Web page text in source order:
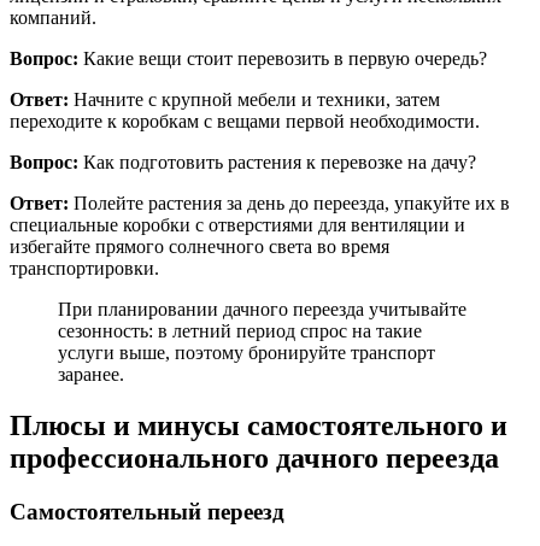
компаний.
Вопрос: Какие вещи стоит перевозить в первую очередь?
Ответ: Начните с крупной мебели и техники, затем
переходите к коробкам с вещами первой необходимости.
Вопрос: Как подготовить растения к перевозке на дачу?
Ответ: Полейте растения за день до переезда, упакуйте их в
специальные коробки с отверстиями для вентиляции и
избегайте прямого солнечного света во время
транспортировки.
При планировании дачного переезда учитывайте
сезонность: в летний период спрос на такие
услуги выше, поэтому бронируйте транспорт
заранее.
Плюсы и минусы самостоятельного и
профессионального дачного переезда
Самостоятельный переезд